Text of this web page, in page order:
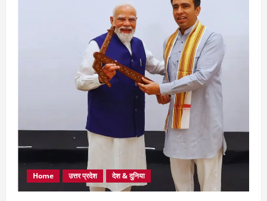
Home उत्तर प्रदेश देश & दुनिया